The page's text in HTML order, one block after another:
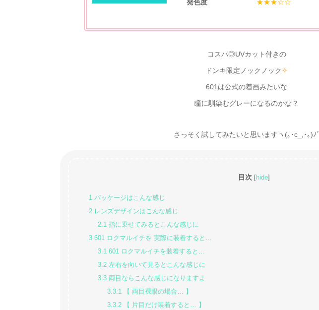
発色度 ★★★☆☆
コスパ◎UVカット付きの
ドンキ限定ノックノック✧
601は公式の着画みたいな
瞳に馴染むグレーになるのかな？
さっそく試してみたいと思いますヽ(｡･c_,･｡)ﾉﾞ
目次 [hide]
1パッケージはこんな感じ
2レンズデザインはこんな感じ
2.1 指に乗せてみるとこんな感じに
3601 ロクマルイチを 実際に装着すると…
3.1 601 ロクマルイチを装着すると…
3.2 左右を向いて見るとこんな感じに
3.3 両目ならこんな感じになりますよ
3.3.1 【 両目裸眼の場合… 】
3.3.2 【 片目だけ装着すると… 】